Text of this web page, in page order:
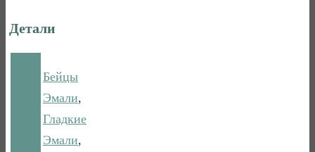
Детали
Бейцы
Эмали,
Гладкие
Эмали,